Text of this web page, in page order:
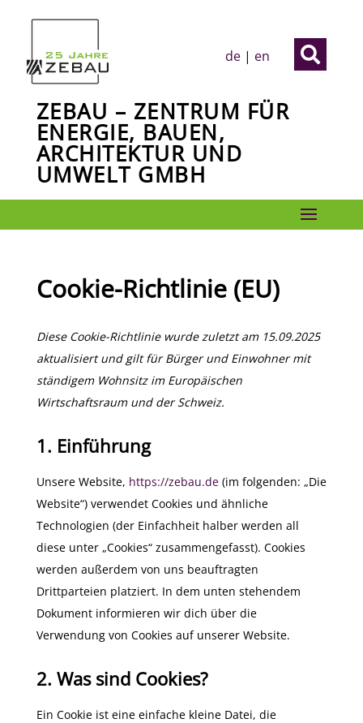

de | en
ZEBAU – ZENTRUM FÜR
ENERGIE, BAUEN,
ARCHITEKTUR UND
UMWELT GMBH
Cookie-Richtlinie (EU)
Diese Cookie-Richtlinie wurde zuletzt am 15.09.2025
aktualisiert und gilt für Bürger und Einwohner mit
ständigem Wohnsitz im Europäischen
Wirtschaftsraum und der Schweiz.
1. Einführung
Unsere Website, https://zebau.de(im folgenden: „Die
Website“) verwendet Cookies und ähnliche
Technologien (der Einfachheit halber werden all
diese unter „Cookies“ zusammengefasst). Cookies
werden außerdem von uns beauftragten
Drittparteien platziert. In dem unten stehendem
Dokument informieren wir dich über die
Verwendung von Cookies auf unserer Website.
2. Was sind Cookies?
Ein Cookie ist eine einfache kleine Datei, die